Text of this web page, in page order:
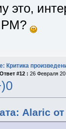
это,
Критика
Ответ #12 : 26 Февраля
Alaric